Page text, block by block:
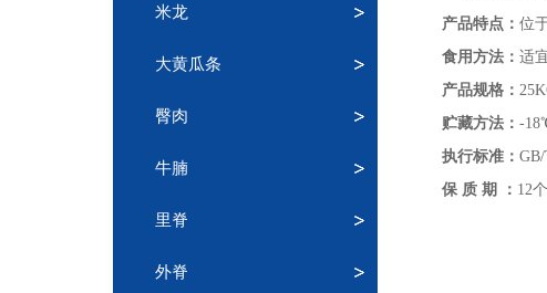
米龙
大黄瓜条
臀肉
牛腩
里脊
外脊
产品特点：位
食用方法：适
产品规格：
贮藏方法：-
执行标准：
保 质 期 ： 12